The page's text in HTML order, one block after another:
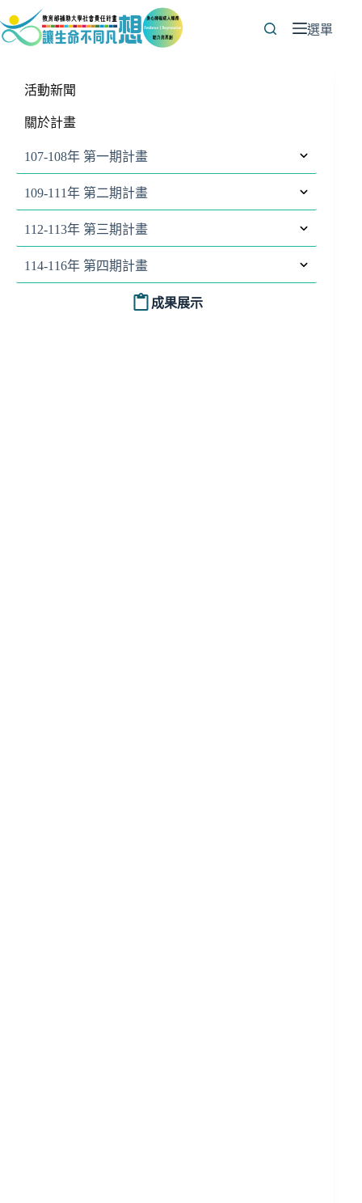
至
選單
活動新聞
關於計畫
107-108年 第一期計畫
109-111年 第二期計畫
112-113年 第三期計畫
114-116年 第四期計畫
成果展示